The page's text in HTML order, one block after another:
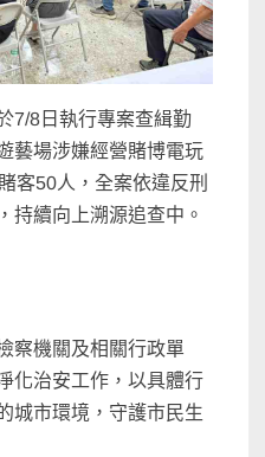
7/8日執行專案查緝勤
藝場涉嫌經營賭博電玩
客50人，全案依違反刑
持續向上溯源追查中。
察機關及相關行政單
化治安工作，以具體行
城市環境，守護市民生